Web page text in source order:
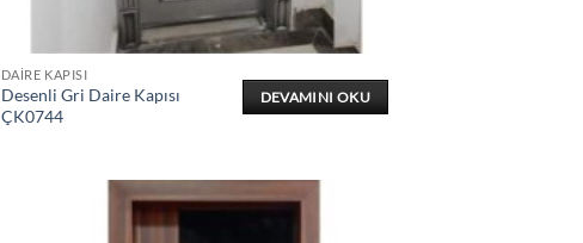
DAIRE KAPISI
Desenli Gri Daire Kapısı
ÇK0744
DEVAMINI OKU